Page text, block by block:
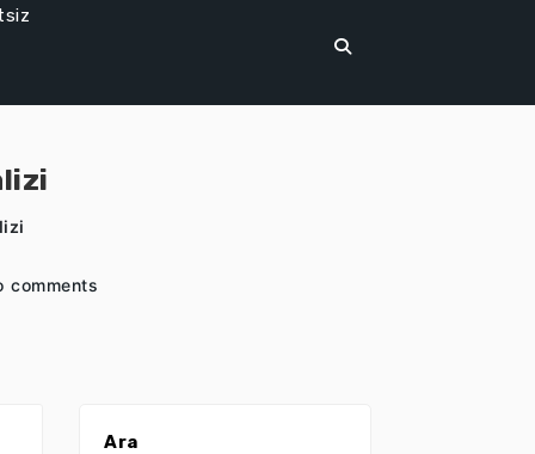
comments
Ara